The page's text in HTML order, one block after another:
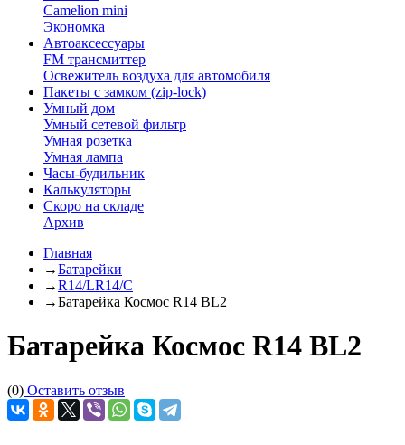
Camelion mini
Экономка
Автоаксессуары
FM трансмиттер
Освежитель воздуха для автомобиля
Пакеты с замком (zip-lock)
Умный дом
Умный сетевой фильтр
Умная розетка
Умная лампа
Часы-будильник
Калькуляторы
Скоро на складе
Архив
Главная
→Батарейки
→R14/LR14/C
→Батарейка Космос R14 BL2
Батарейка Космос R14 BL2
(0) Оставить отзыв